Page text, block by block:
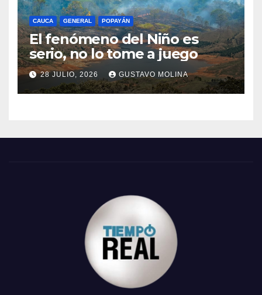
CAUCA GENERAL POPAYÁN
El fenómeno del Niño es
serio, no lo tome a juego
28 JULIO, 2026 GUSTAVO MOLINA